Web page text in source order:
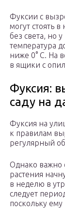
Фуксии с
могут стоять
без света, но
температура
ниже 0° С. На
в ящики с
Фуксия:
саду на
Фуксия на
к правилам
регулярный
Однако важно
растения
в неделю в
следует
поскольку